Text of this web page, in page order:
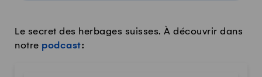
Le secret des herbages suisses. À découvrir dans
notre podcast: